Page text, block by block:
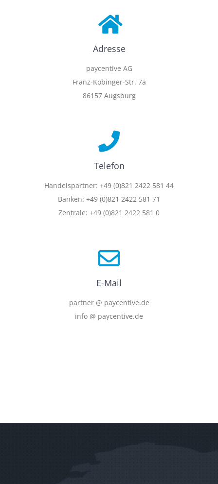
Adresse
paycentive AG
Franz-Kobinger-Str. 7a
86157 Augsburg
Telefon
Handelspartner: +49 (0)821 2422 581 44
Banken: +49 (0)821 2422 581 71
Zentrale: +49 (0)821 2422 581 0
E-Mail
partner @ paycentive.de
info @ paycentive.de